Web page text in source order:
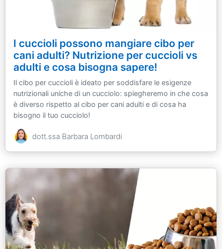
I cuccioli possono mangiare cibo per
cani adulti? Nutrizione per cuccioli vs
adulti e cosa bisogna sapere!
Il cibo per cuccioli è ideato per soddisfare le esigenze
nutrizionali uniche di un cucciolo: spiegheremo in che cosa
è diverso rispetto al cibo per cani adulti e di cosa ha
bisogno il tuo cucciolo!
dott.ssa Barbara Lombardi